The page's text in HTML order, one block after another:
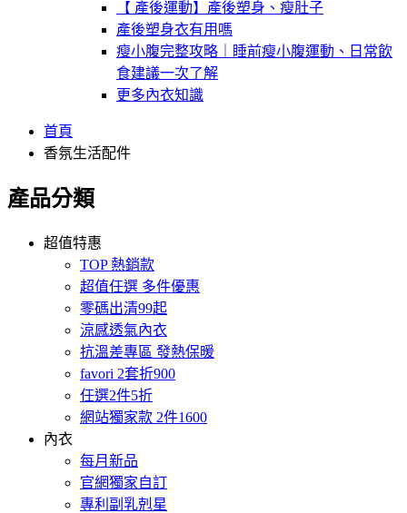
【 產後運動】產後塑身、瘦肚子
產後塑身衣有用嗎
瘦小腹完整攻略｜睡前瘦小腹運動、日常飲
食建議一次了解
更多內衣知識
首頁
香氛生活配件
產品分類
超值特惠
TOP 熱銷款
超值任選 多件優惠
零碼出清99起
涼感透氣內衣
抗溫差專區 發熱保暖
favori 2套折900
任選2件5折
網站獨家款 2件1600
內衣
每月新品
官網獨家自訂
專利副乳剋星